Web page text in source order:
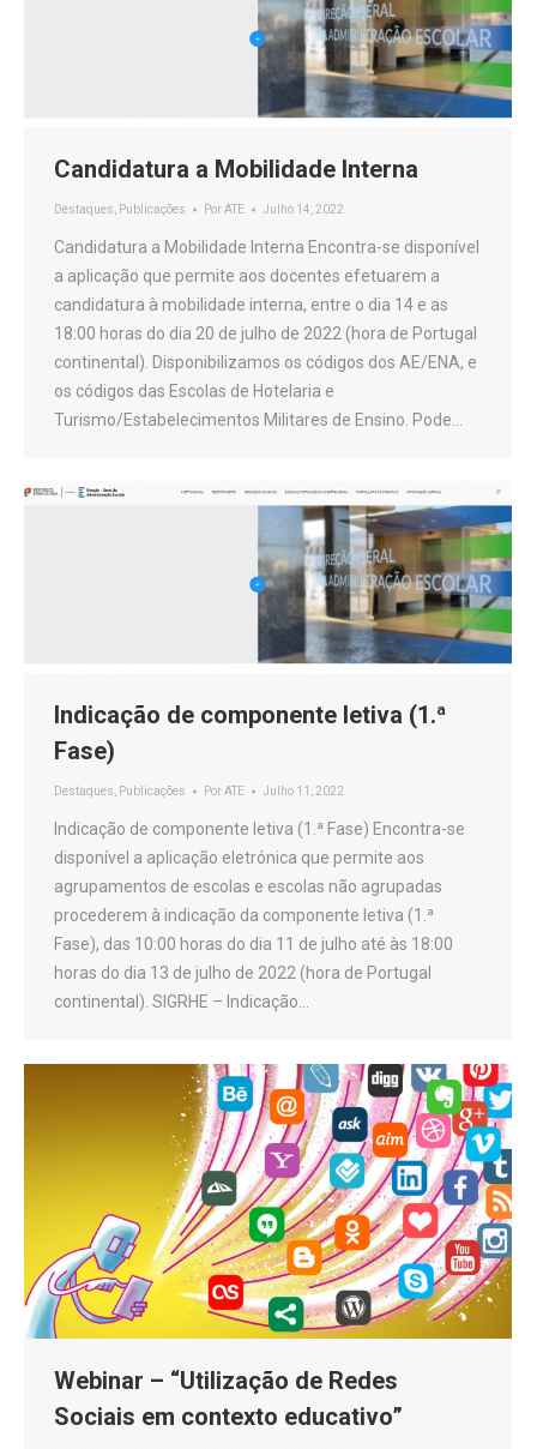
Candidatura a Mobilidade Interna
Destaques Publicações PorATE Julho 14, 2022
Candidatura a Mobilidade Interna Encontra-se disponível
a aplicação que permite aos docentes efetuarem a
candidatura à mobilidade interna, entre o dia 14 e as
18:00 horas do dia 20 de julho de 2022 (hora de Portugal
continental). Disponibilizamos os códigos dos AE/ENA, e
os códigos das Escolas de Hotelaria e
Turismo/Estabelecimentos Militares de Ensino. Pode…
Indicação de componente letiva (1.ª
Fase)
Destaques Publicações PorATE Julho 11, 2022
Indicação de componente letiva (1.ª Fase) Encontra-se
disponível a aplicação eletrónica que permite aos
agrupamentos de escolas e escolas não agrupadas
procederem à indicação da componente letiva (1.ª
Fase), das 10:00 horas do dia 11 de julho até às 18:00
horas do dia 13 de julho de 2022 (hora de Portugal
continental). SIGRHE – Indicação…
Webinar – “Utilização de Redes
Sociais em contexto educativo”